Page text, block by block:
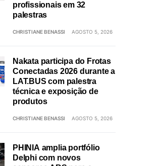
profissionais em 32
palestras
CHRISTIANE BENASSI AGOSTO 5, 2026
Nakata participa do Frotas
Conectadas 2026 durante a
LAT.BUS com palestra
técnica e exposição de
produtos
CHRISTIANE BENASSI AGOSTO 5, 2026
PHINIA amplia portfólio
Delphi com novos